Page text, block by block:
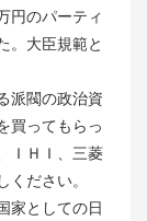
円のパーティ
。大臣規範と
派閥の政治資
買ってもらっ
ＩＨＩ、三菱
ださい。
家としての日